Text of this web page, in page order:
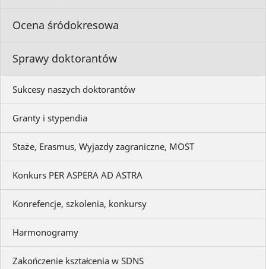
Ocena śródokresowa
Sprawy doktorantów
Sukcesy naszych doktorantów
Granty i stypendia
Staże, Erasmus, Wyjazdy zagraniczne, MOST
Konkurs PER ASPERA AD ASTRA
Konrefencje, szkolenia, konkursy
Harmonogramy
Zakończenie kształcenia w SDNS